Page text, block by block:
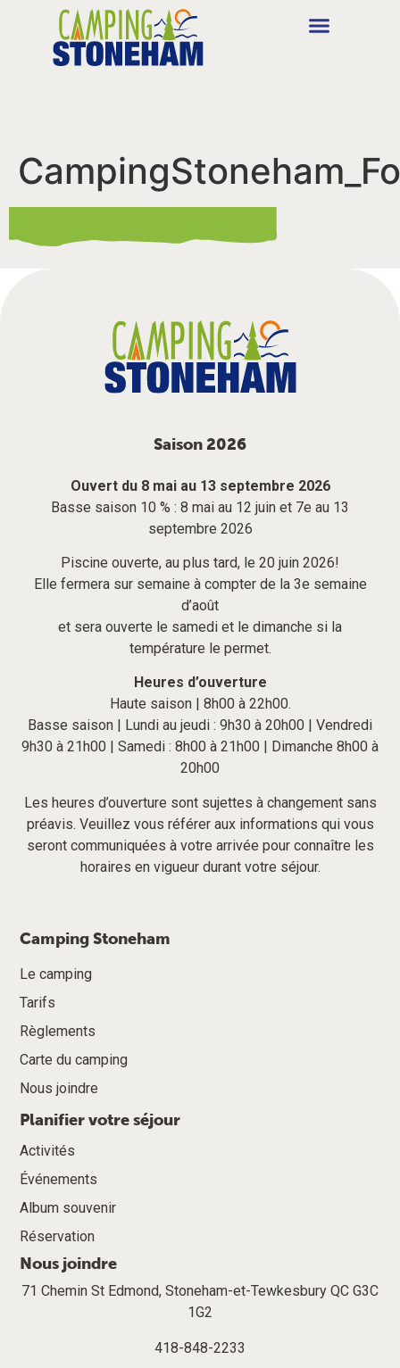
Saison 2026
Ouvert du 8 mai au 13 septembre 2026
Basse saison 10 % : 8 mai au 12 juin et 7e au 13
septembre 2026
Piscine ouverte, au plus tard, le 20 juin 2026!
Elle fermera sur semaine à compter de la 3e semaine
d’août
et sera ouverte le samedi et le dimanche si la
température le permet.
Heures d’ouverture
Haute saison | 8h00 à 22h00.
Basse saison | Lundi au jeudi : 9h30 à 20h00 | Vendredi
9h30 à 21h00 | Samedi : 8h00 à 21h00 | Dimanche 8h00 à
20h00
Les heures d’ouverture sont sujettes à changement sans
préavis. Veuillez vous référer aux informations qui vous
seront communiquées à votre arrivée pour connaître les
horaires en vigueur durant votre séjour.
Camping Stoneham
Le camping
Tarifs
Règlements
Carte du camping
Nous joindre
Planifier votre séjour
Activités
Événements
Album souvenir
Réservation
Nous joindre
71 Chemin St Edmond, Stoneham-et-Tewkesbury QC G3C
1G2
418-848-2233